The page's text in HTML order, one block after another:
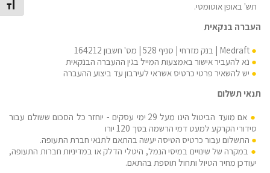
מתג
תש' באופן אוטומטי.
העברה בנקאית
Medraft | בנק מזרחי | סניף 528 | מס' חשבון 164212
נא להעביר אישור באמצעות המייל בגין ההעברה הבנקאית
יש להשאיר פרטי כרטיס אשראי לעירבון עד ביצוע ההעברה
תנאי תשלום
אם מועד הביטול הינו מעל 29 ימי עסקים - יוחזר כל הסכום ששולם עבור
סידורי הקרקע למעט דמי הרשמה בסך 120 יורו
התשלום עבור כרטיס הטיסה יעשה בהתאם לתנאי חברת התעופה.
במקרה של שינויים במיסי הנמל, היטלי הדלק או במדיניות חברות התעופה,
יעודכן מחיר הטיול ותחול תוספת בהתאם.